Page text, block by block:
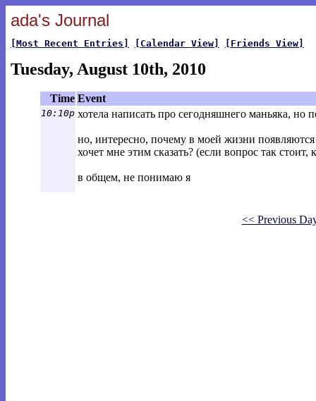
ada's Journal
[Most Recent Entries] [Calendar View] [Friends View]
Tuesday, August 10th, 2010
Time Event
10:10p хотела написать про сегодняшнего маньяка, но
но, интересно, почему в моей жизни
хочет мне этим сказать? (если вопрос так стоит,
в общем, не понимаю я
<< Previous